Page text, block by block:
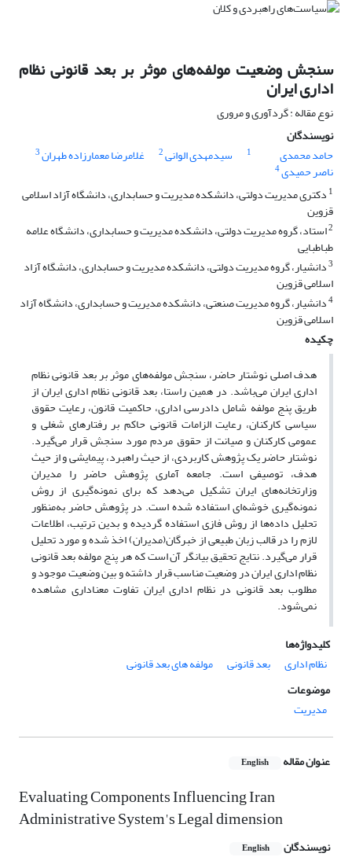
سنجش وضعیت مولفه‌های موثر بر بعد قانونی نظام
اداری ایران
نوع مقاله : گردآوری و مروری
نویسندگان
حامد محمدی
1 سیدمهدی الوانی2 غلامرضا معمارزاده طهران3
ناصر حمیدی4
1 دکتری مدیریت دولتی، دانشکده مدیریت و حسابداری، دانشگاه آزاد اسلامی
قزوین
2استاد، گروه مدیریت دولتی، دانشکده مدیریت و حسابداری، دانشگاه علامه
طباطبایی
3دانشیار، گروه مدیریت دولتی، دانشکده مدیریت و حسابداری، دانشگاه آزاد
اسلامی قزوین
4دانشیار، گروه مدیریت صنعتی، دانشکده مدیریت و حسابداری، دانشگاه آزاد
اسلامی قزوین
چکیده
هدف اصلی نوشتار حاضر، سنجش مولفه‌های موثر بر بعد قانونی نظام
اداری ایران می‌باشد. در همین راستا، بعد قانونی نظام اداری ایران از
طریق پنج مولفه شامل دادرسی اداری، حاکمیت قانون، رعایت حقوق
سیاسی کارکنان، رعایت الزامات قانونی حاکم بر رفتارهای شغلی و
عمومی کارکنان و صیانت از حقوق مردم مورد سنجش قرار می‌گیرد.
نوشتار حاضر یک پژوهش کاربردی، از حیث راهبرد، پیمایشی و از حیث
هدف، توصیفی است. جامعه آماری پژوهش حاضر را مدیران
وزارتخانه‌های ایران تشکیل می‌دهد که برای نمونه‌گیری از روش
نمونه‌گیری خوشه‌ای استفاده شده است. در پژوهش حاضر به‌منظور
تحلیل داده‌ها از روش فازی استفاده گردیده و بدین ترتیب، اطلاعات
لازم را در قالب زبان طبیعی از خبرگان(مدیران) اخذ شده و مورد تحلیل
قرار می‌گیرد. نتایج تحقیق بیانگر آن است که هر پنج مولفه بعد قانونی
نظام اداری ایران در وضعیت مناسب قرار داشته و بین وضعیت موجود و
مطلوب بعد قانونی در نظام اداری ایران تفاوت معناداری مشاهده
نمی‌شود.
کلیدواژه‌ها
نظام اداری
بعد قانونی
مولفه های بعد قانونی
موضوعات
مدیریت
عنوان مقاله English
Evaluating Components Influencing Iran
Administrative System's Legal dimension
نویسندگان English